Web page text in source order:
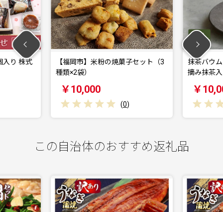
入り 株式
【福岡市】米粉の焼菓子セット（3
種類×2袋）
￥10,000
(0)
抹茶バウ
摘み抹茶
￥
この自治体のおすすめ返礼品